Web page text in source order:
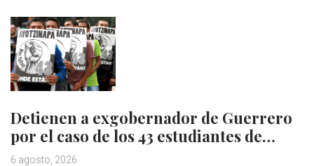
Detienen a exgobernador de Guerrero
por el caso de los 43 estudiantes de…
6 agosto, 2026